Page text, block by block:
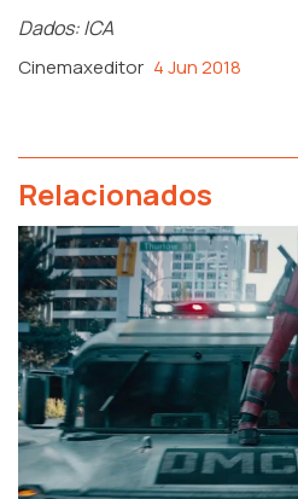
Dados: ICA
Cinemaxeditor 4 Jun 2018
Relacionados